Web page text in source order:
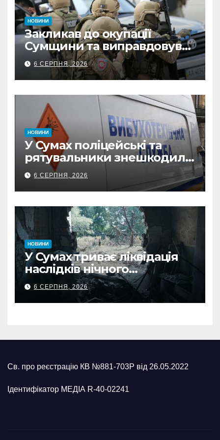
НОВИНИ
Закликав до окупації
Сумщини та виправдовував
обстріли: СБУ викрила
прокремлівського агітатора
з Охтирки
6 СЕРПНЯ, 2026
НОВИНИ
У Сумах поліцейські та
рятувальники знешкодили
500-кілограмову авіабомбу
росіян
6 СЕРПНЯ, 2026
НОВИНИ
У Сумах триває ліквідація
наслідків нічного
масованого удару КАБами
6 СЕРПНЯ, 2026
Св. про реєстрацію КВ №881-703Р від 26.05.2022
Ідентифікатор МЕДІА R-40-02241